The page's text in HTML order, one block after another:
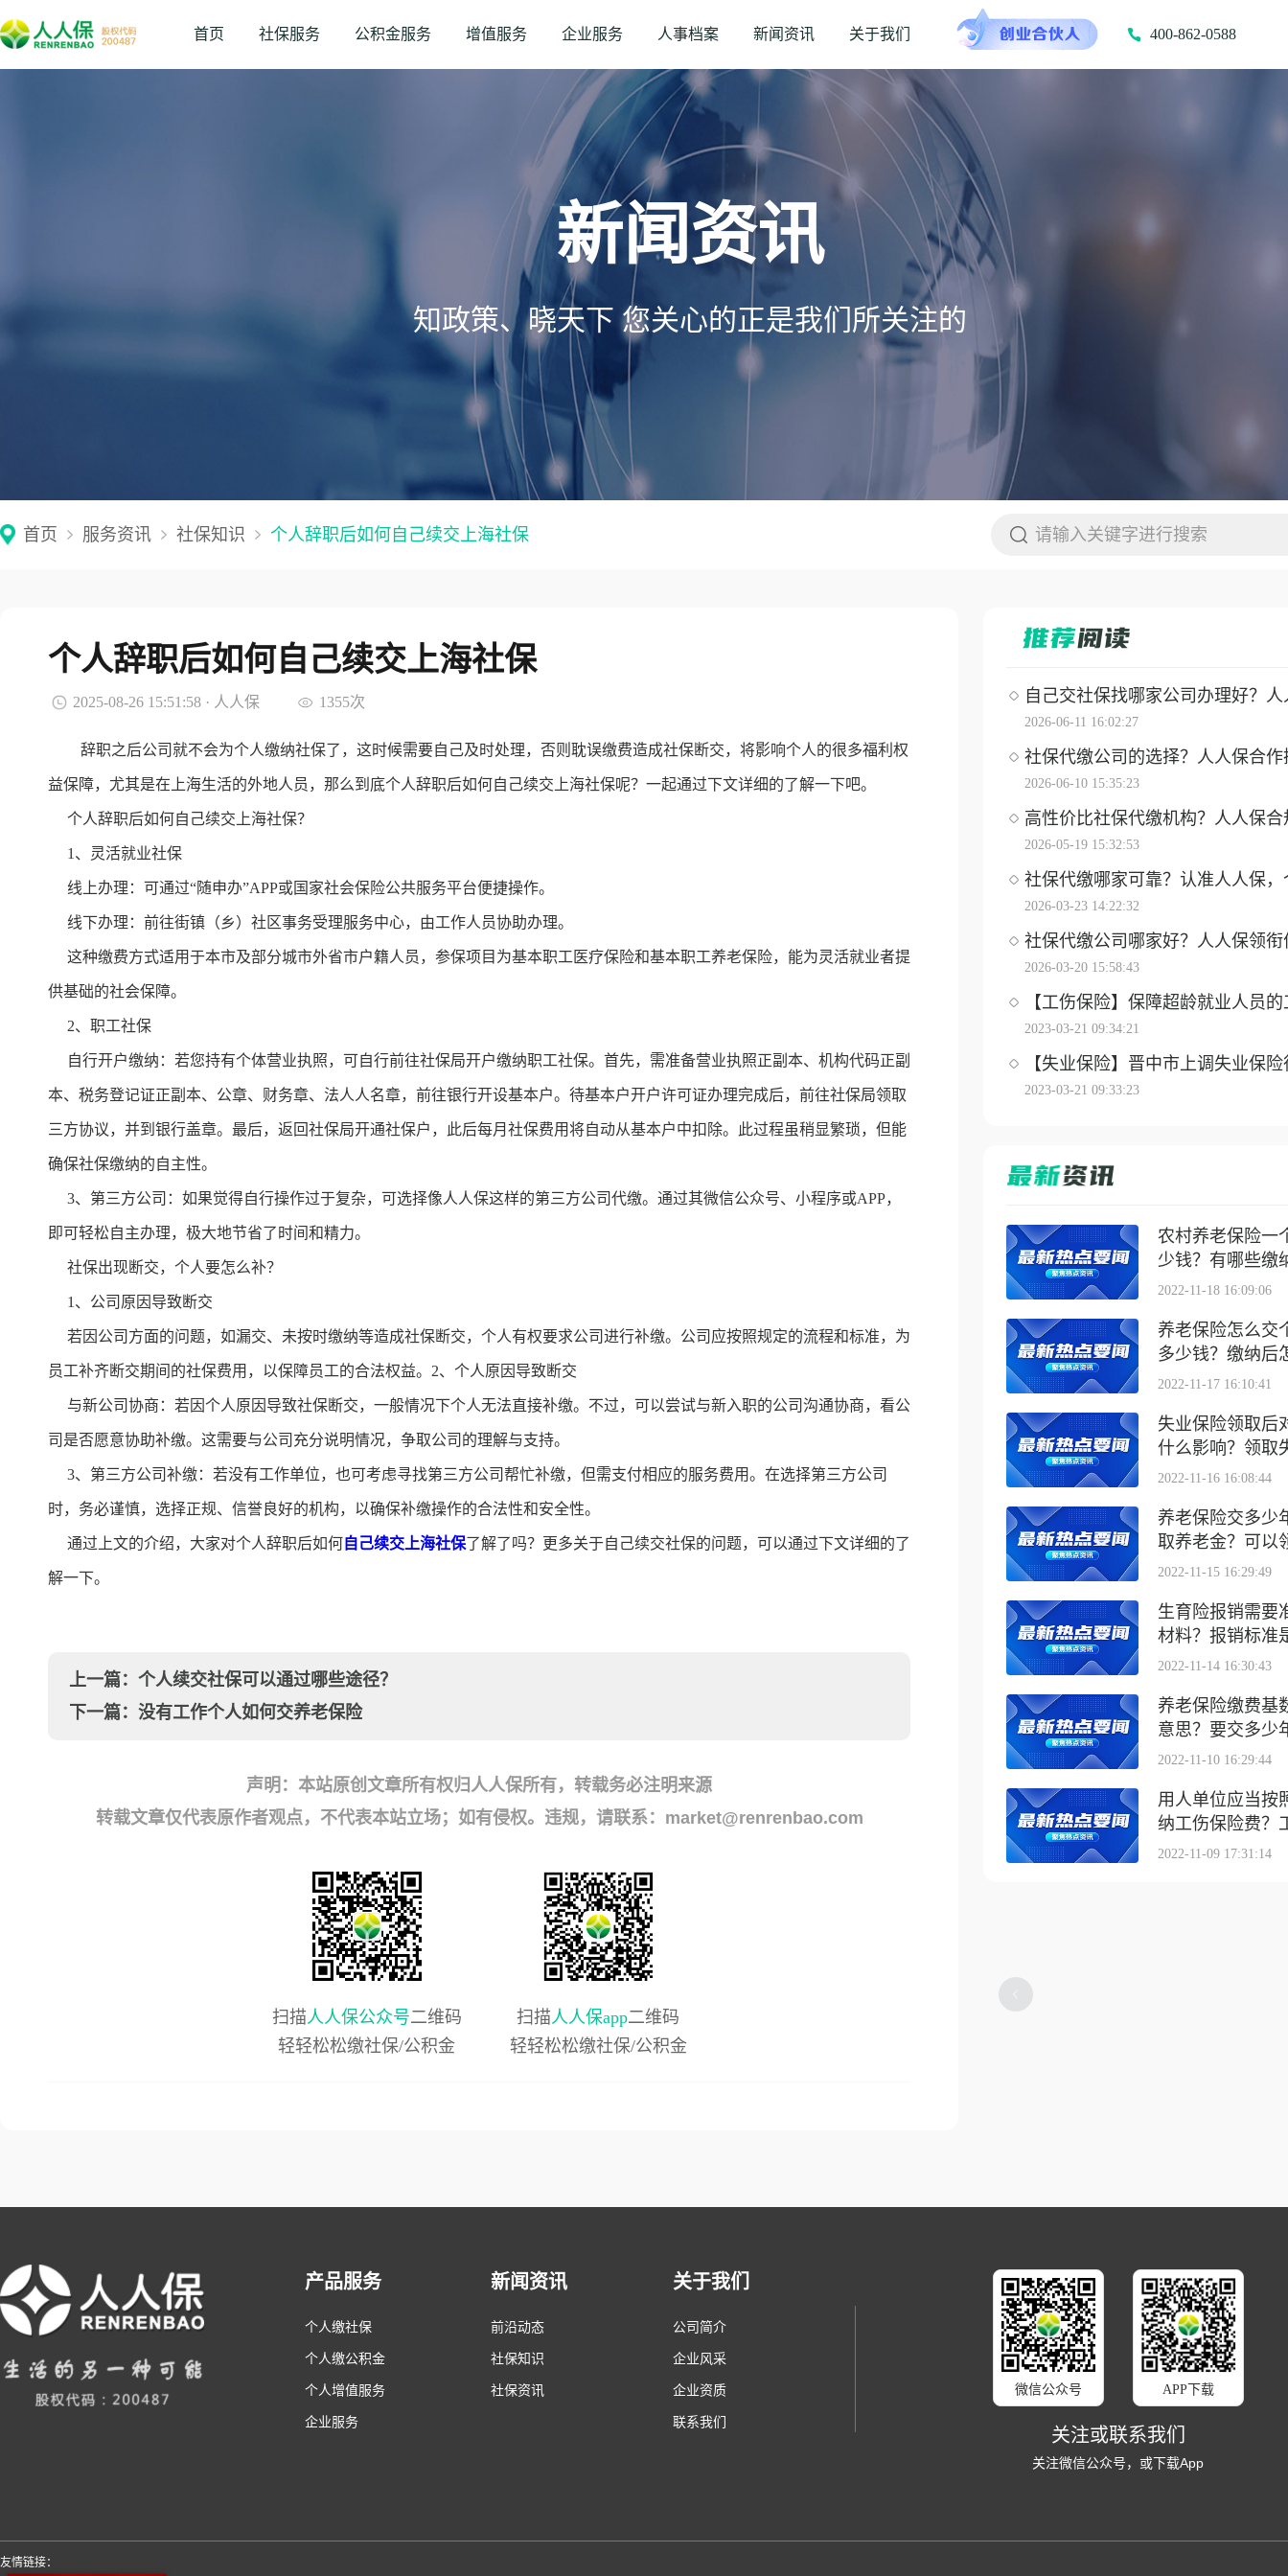
首页 社保服务 公积金服务 增值服务 企业服务 人事档案 新闻资讯 关于我们 400-862-0588
新闻资讯
知政策、晓天下 您关心的正是我们所关注的
首页 服务资讯 社保知识 个人辞职后如何自己续交上海社保
个人辞职后如何自己续交上海社保
2025-08-26 15:51:58 · 人人保 1355次
辞职之后公司就不会为个人缴纳社保了，这时候需要自己及时处理，否则耽误缴费造成社保断交，将影响个人的很多福利权
益保障，尤其是在上海生活的外地人员，那么到底个人辞职后如何自己续交上海社保呢？一起通过下文详细的了解一下吧。
个人辞职后如何自己续交上海社保？
1、灵活就业社保
线上办理：可通过“随申办”APP或国家社会保险公共服务平台便捷操作。
线下办理：前往街镇（乡）社区事务受理服务中心，由工作人员协助办理。
这种缴费方式适用于本市及部分城市外省市户籍人员，参保项目为基本职工医疗保险和基本职工养老保险，能为灵活就业者提
供基础的社会保障。
2、职工社保
自行开户缴纳：若您持有个体营业执照，可自行前往社保局开户缴纳职工社保。首先，需准备营业执照正副本、机构代码正副
本、税务登记证正副本、公章、财务章、法人人名章，前往银行开设基本户。待基本户开户许可证办理完成后，前往社保局领取
三方协议，并到银行盖章。最后，返回社保局开通社保户，此后每月社保费用将自动从基本户中扣除。此过程虽稍显繁琐，但能
确保社保缴纳的自主性。
3、第三方公司：如果觉得自行操作过于复杂，可选择像人人保这样的第三方公司代缴。通过其微信公众号、小程序或APP，
即可轻松自主办理，极大地节省了时间和精力。
社保出现断交，个人要怎么补？
1、公司原因导致断交
若因公司方面的问题，如漏交、未按时缴纳等造成社保断交，个人有权要求公司进行补缴。公司应按照规定的流程和标准，为
员工补齐断交期间的社保费用，以保障员工的合法权益。2、个人原因导致断交
与新公司协商：若因个人原因导致社保断交，一般情况下个人无法直接补缴。不过，可以尝试与新入职的公司沟通协商，看公
司是否愿意协助补缴。这需要与公司充分说明情况，争取公司的理解与支持。
3、第三方公司补缴：若没有工作单位，也可考虑寻找第三方公司帮忙补缴，但需支付相应的服务费用。在选择第三方公司
时，务必谨慎，选择正规、信誉良好的机构，以确保补缴操作的合法性和安全性。
通过上文的介绍，大家对个人辞职后如何自己续交上海社保了解了吗？更多关于自己续交社保的问题，可以通过下文详细的了
解一下。
上一篇： 个人续交社保可以通过哪些途径？
下一篇： 没有工作个人如何交养老保险
声明：本站原创文章所有权归人人保所有，转载务必注明来源
转载文章仅代表原作者观点，不代表本站立场；如有侵权。违规，请联系：market@renrenbao.com
扫描人人保公众号二维码
轻轻松松缴社保/公积金
扫描人人保app二维码
轻轻松松缴社保/公积金
自己交社保找哪家公司办理好？人
2026-06-11 16:02:27
社保代缴公司的选择？人人保合作
2026-06-10 15:35:23
高性价比社保代缴机构？人人保合
2026-05-19 15:32:53
社保代缴哪家可靠？认准人人保，
2026-03-23 14:22:32
社保代缴公司哪家好？人人保领衔
2026-03-20 15:58:43
【工伤保险】保障超龄就业人员
2023-03-21 09:34:21
【失业保险】晋中市上调失业保
2023-03-21 09:33:23
农村养老保险一
少钱？有哪些缴
2022-11-18 16:09:06
养老保险怎么交
多少钱？缴纳后
2022-11-17 16:10:41
失业保险领取后
什么影响？领取
2022-11-16 16:08:44
养老保险交多少
取养老金？可以
2022-11-15 16:29:49
生育险报销需要
材料？报销标准
2022-11-14 16:30:43
养老保险缴费基
意思？要交多少
2022-11-10 16:29:44
用人单位应当按
纳工伤保险费？
2022-11-09 17:31:14
产品服务
个人缴社保
个人缴公积金
个人增值服务
企业服务
新闻资讯
前沿动态
社保知识
社保资讯
关于我们
公司简介
企业风采
企业资质
联系我们
微信公众号 APP下载
关注或联系我们
关注微信公众号，或下载App
友情链接：